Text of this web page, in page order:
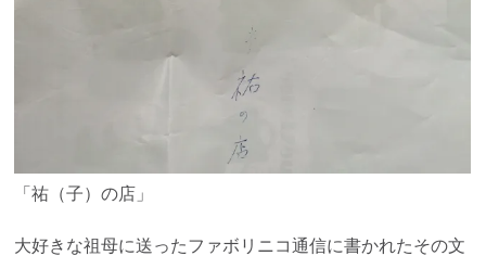
「祐（子）の店」
大好きな祖母に送ったファボリニコ通信に書かれたその文